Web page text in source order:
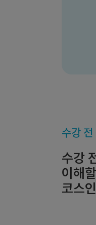
수강
수강
이해
코스